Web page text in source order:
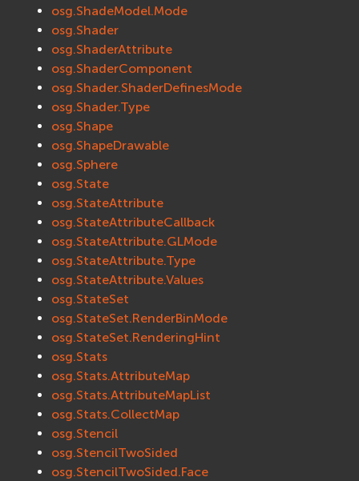
osg.ShadeModel.Mode
osg.Shader
osg.ShaderAttribute
osg.ShaderComponent
osg.Shader.ShaderDefinesMode
osg.Shader.Type
osg.Shape
osg.ShapeDrawable
osg.Sphere
osg.State
osg.StateAttribute
osg.StateAttributeCallback
osg.StateAttribute.GLMode
osg.StateAttribute.Type
osg.StateAttribute.Values
osg.StateSet
osg.StateSet.RenderBinMode
osg.StateSet.RenderingHint
osg.Stats
osg.Stats.AttributeMap
osg.Stats.AttributeMapList
osg.Stats.CollectMap
osg.Stencil
osg.StencilTwoSided
osg.StencilTwoSided.Face